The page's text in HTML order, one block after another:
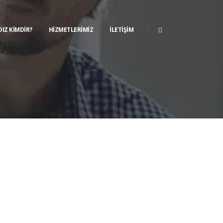
KIMDIR? HIZMETLERIMIZ İLETIŞIM